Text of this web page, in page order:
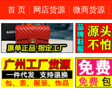
首 页 网店货源 微商货源